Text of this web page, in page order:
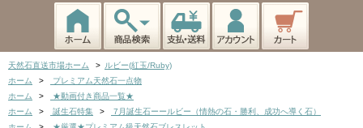
天然石直送市場ホーム > ルビー(紅玉/Ruby)
ホーム
>
プレミアム天然石一点物
ホーム
>
★動画付き商品一覧★
ホーム
> 誕生石特集 >
7月誕生石ーールビー（情熱の石・勝利、成功へ導く石）